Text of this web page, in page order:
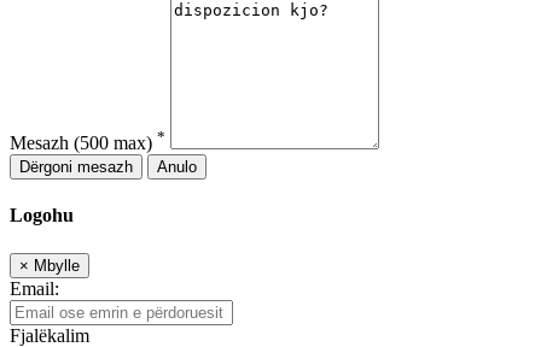
Mesazh (500 max) *
Dërgoni mesazh
Anulo
Logohu
× Mbylle
Email:
Fjalëkalim